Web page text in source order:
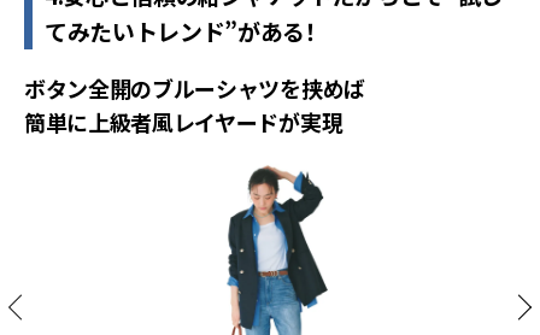
てみたいトレンド”がある！
ボタン全開のブルーシャツを挟めば
簡単に上級者風レイヤードが実現